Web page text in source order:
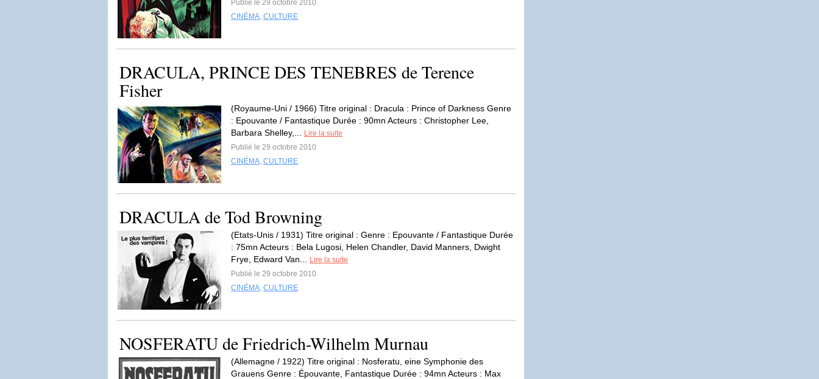
Publié le 29 octobre 2010
CINÉMA, CULTURE
DRACULA, PRINCE DES TENEBRES de Terence
Fisher
(Royaume-Uni / 1966) Titre original : Dracula : Prince of Darkness Genre
: Epouvante / Fantastique Durée : 90mn Acteurs : Christopher Lee,
Barbara Shelley,...
Lire la suite
Publié le 29 octobre 2010
CINÉMA, CULTURE
DRACULA de Tod Browning
(Etats-Unis / 1931) Titre original : Genre : Epouvante / Fantastique Durée
: 75mn Acteurs : Bela Lugosi, Helen Chandler, David Manners, Dwight
Frye, Edward Van...
Lire la suite
Publié le 29 octobre 2010
CINÉMA, CULTURE
NOSFERATU de Friedrich-Wilhelm Murnau
(Allemagne / 1922) Titre original : Nosferatu, eine Symphonie des
Grauens Genre : Épouvante, Fantastique Durée : 94mn Acteurs : Max